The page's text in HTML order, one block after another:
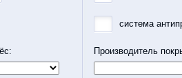
система
Производитель